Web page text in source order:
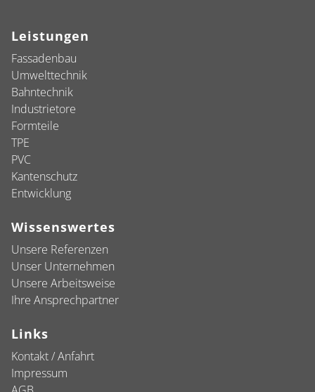
Leistungen
Fassadenbau
Umwelttechnik
Bahntechnik
Industrietore
Formteile
TPE
PVC
Kantenschutz
Entwicklung
Wissenswertes
Unsere Referenzen
Unser Unternehmen
Unsere Arbeitsweise
Ihre Ansprechpartner
Links
Kontakt / Anfahrt
Impressum